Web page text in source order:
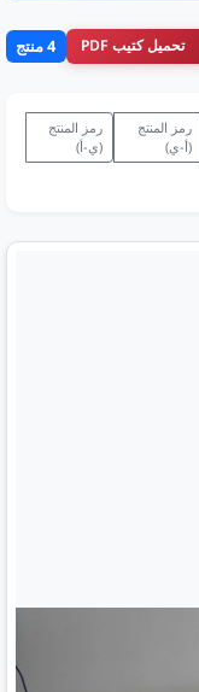
تحميل كتيب PDF 4 منتج
رمز المنتج
(أ-ي)
رمز المنتج
(ي-أ)